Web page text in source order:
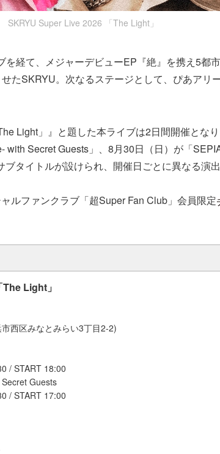
SKRYU Super Live 2026 「The Light」
を経て、メジャーデビューEP『絶』を携え5都
たSKRYU。次なるステージとして、ぴあアリ
Light」』と題した本ライブは2日間開催とな
with Secret Guests」、8月30日（日）が「
ブタイトルが設けられ、開催日ごとに異なる演
ルファンクラブ「超Super Fan Club」会員限定
Light」
西区みなとみらい3丁目2-2)
/ START 18:00
Guests
/ START 17:00